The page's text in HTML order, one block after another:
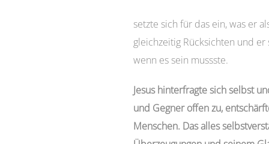
setzte sich für das ein, was er
gleichzeitig Rücksichten und
wenn es sein mussste.
Jesus hinterfragte sich selbst
und Gegner offen zu,
Menschen. Das alles